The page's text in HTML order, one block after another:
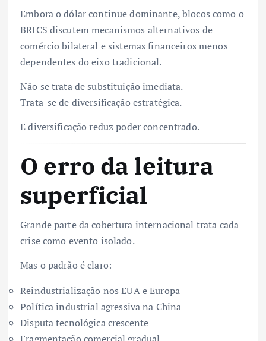
Embora o dólar continue dominante, blocos como o
BRICS discutem mecanismos alternativos de
comércio bilateral e sistemas financeiros menos
dependentes do eixo tradicional.
Não se trata de substituição imediata.
Trata-se de diversificação estratégica.
E diversificação reduz poder concentrado.
O erro da leitura
superficial
Grande parte da cobertura internacional trata cada
crise como evento isolado.
Mas o padrão é claro:
Reindustrialização nos EUA e Europa
Política industrial agressiva na China
Disputa tecnológica crescente